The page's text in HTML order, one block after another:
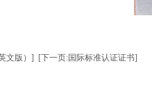
文版）]
[下一页:国际标准认证证书]